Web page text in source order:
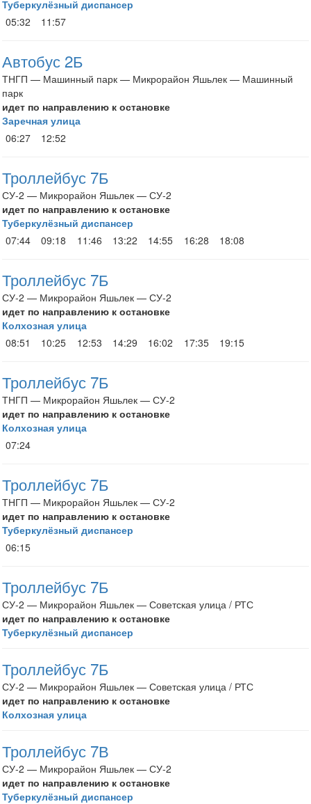
Туберкулёзный диспансер
05:32
11:57
Автобус 2Б
ТНГП — Машинный парк — Микрорайон Яшьлек — Машинный
парк
идет по направлению к остановке
Заречная улица
06:27
12:52
Троллейбус 7Б
СУ-2 — Микрорайон Яшьлек — СУ-2
идет по направлению к остановке
Туберкулёзный диспансер
07:44
09:18 11:46 13:22 14:55 16:28 18:08
Троллейбус 7Б
СУ-2 — Микрорайон Яшьлек — СУ-2
идет по направлению к остановке
Колхозная улица
08:51
10:25 12:53 14:29 16:02 17:35 19:15
Троллейбус 7Б
ТНГП — Микрорайон Яшьлек — СУ-2
идет по направлению к остановке
Колхозная улица
07:24
Троллейбус 7Б
ТНГП — Микрорайон Яшьлек — СУ-2
идет по направлению к остановке
Туберкулёзный диспансер
06:15
Троллейбус 7Б
СУ-2 — Микрорайон Яшьлек — Советская улица / РТС
идет по направлению к остановке
Туберкулёзный диспансер
Троллейбус 7Б
СУ-2 — Микрорайон Яшьлек — Советская улица / РТС
идет по направлению к остановке
Колхозная улица
Троллейбус 7В
СУ-2 — Микрорайон Яшьлек — СУ-2
идет по направлению к остановке
Туберкулёзный диспансер